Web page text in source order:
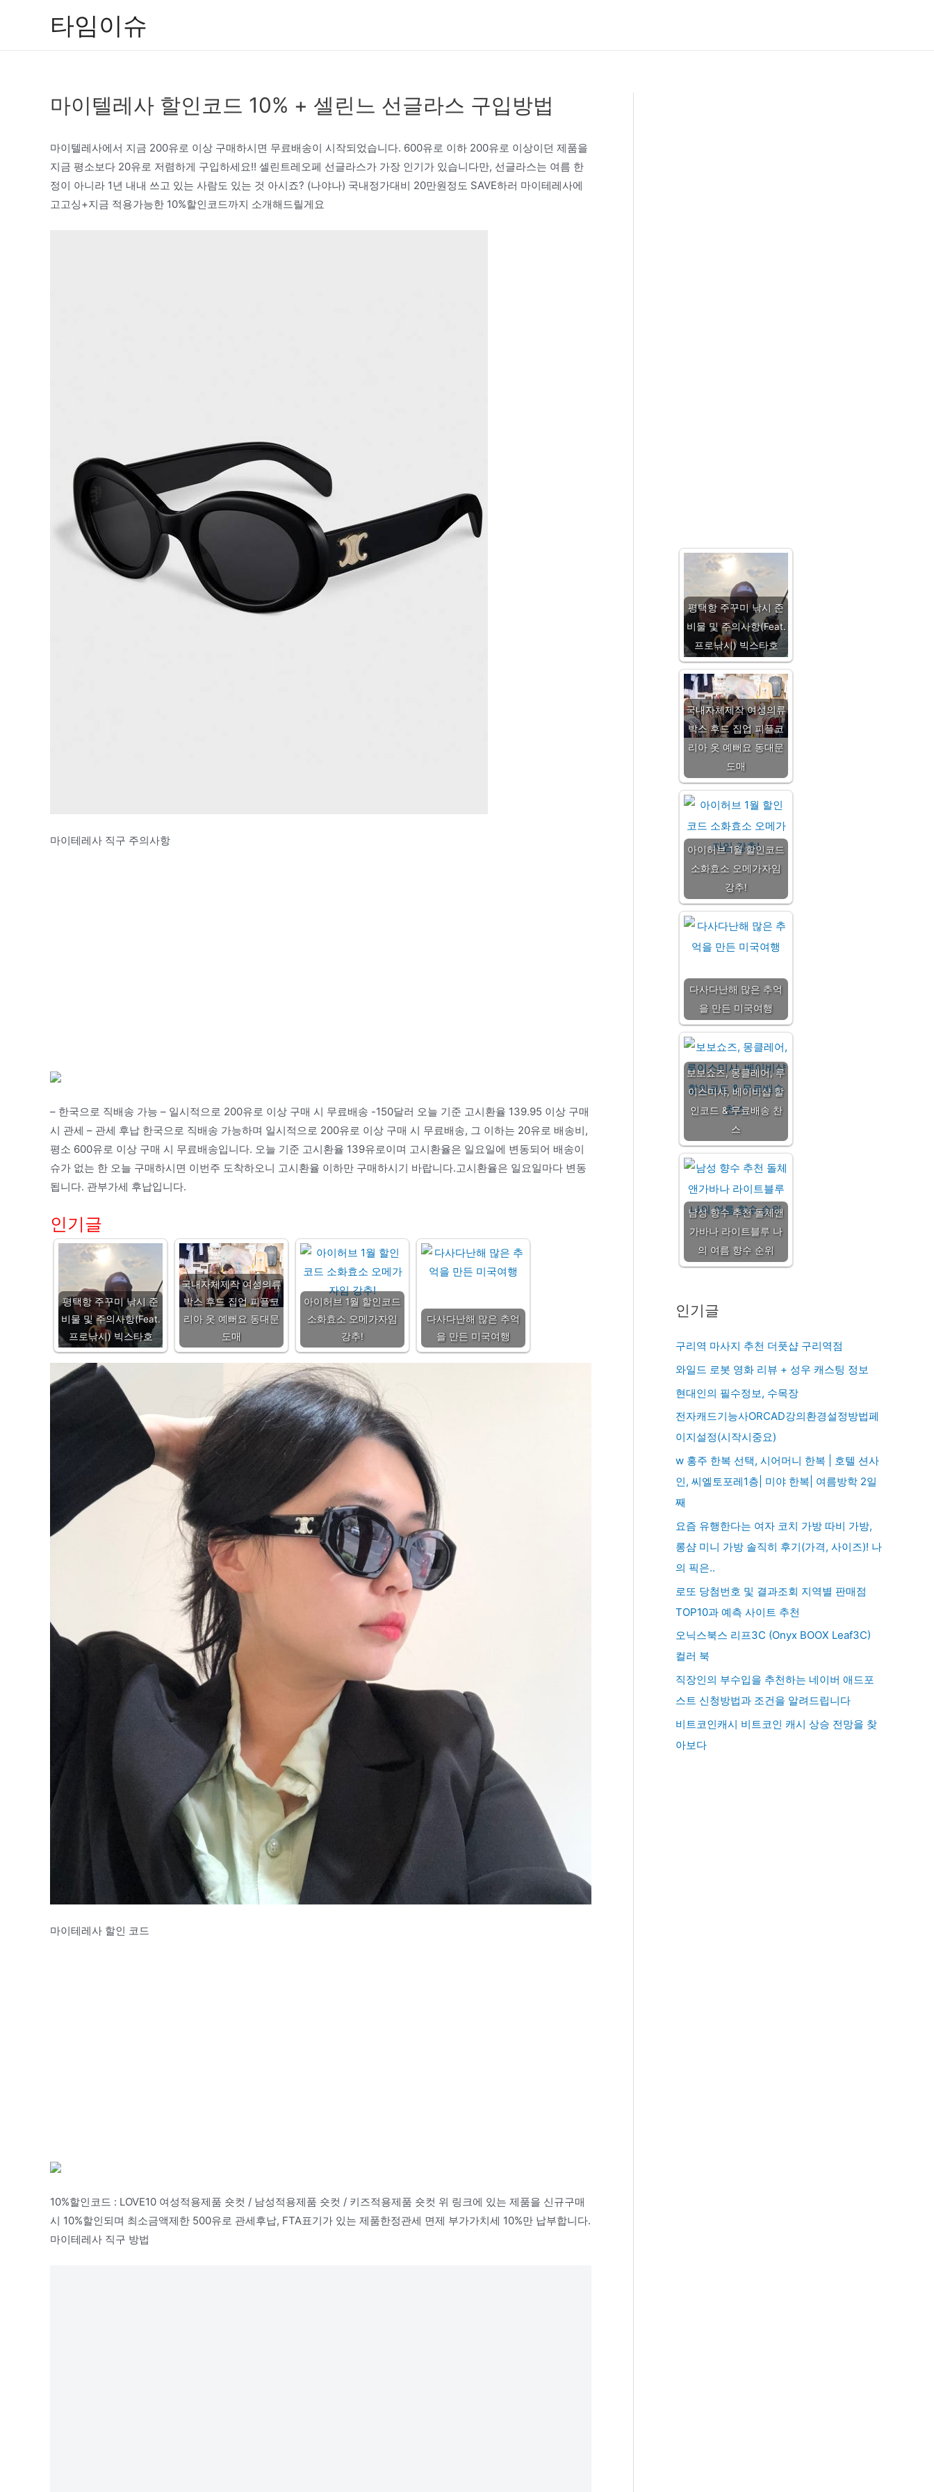
타임이슈
마이텔레사 할인코드 10% + 셀린느 선글라스 구입방법
마이텔레사에서 지금 200유로 이상 구매하시면 무료배송이 시작되었습니다. 600유로 이하 200유로 이상이던 제품을
지금 평소보다 20유로 저렴하게 구입하세요!! 셀린트레오페 선글라스가 가장 인기가 있습니다만, 선글라스는 여름 한
정이 아니라 1년 내내 쓰고 있는 사람도 있는 것 아시죠? (나야나) 국내정가대비 20만원정도 SAVE하러 마이테레사에
고고싱+지금 적용가능한 10%할인코드까지 소개해드릴게요
마이테레사 직구 주의사항
– 한국으로 직배송 가능 – 일시적으로 200유로 이상 구매 시 무료배송 -150달러 오늘 기준 고시환율 139.95 이상 구매
시 관세 – 관세 후납 한국으로 직배송 가능하며 일시적으로 200유로 이상 구매 시 무료배송, 그 이하는 20유로 배송비,
평소 600유로 이상 구매 시 무료배송입니다. 오늘 기준 고시환율 139유로이며 고시환율은 일요일에 변동되어 배송이
슈가 없는 한 오늘 구매하시면 이번주 도착하오니 고시환율 이하만 구매하시기 바랍니다.고시환율은 일요일마다 변동
됩니다. 관부가세 후납입니다.
인기글
평택항 주꾸미 낚시 준
비물 및 주의사항(Feat.
프로낚시) 빅스타호
국내자체제작 여성의류
박스 후드 집업 피플코
리아 옷 예뻐요 동대문
도매
아이허브 1월 할인코드
소화효소 오메가자임
강추!
다사다난해 많은 추억
을 만든 미국여행
마이테레사 할인 코드
10%할인코드 : LOVE10 여성적용제품 숏컷 / 남성적용제품 숏컷 / 키즈적용제품 숏컷 위 링크에 있는 제품을 신규구매
시 10%할인되며 최소금액제한 500유로 관세후납, FTA표기가 있는 제품한정관세 면제 부가가치세 10%만 납부합니다.
마이테레사 직구 방법
평택항 주꾸미 낚시 준
비물 및 주의사항(Feat.
프로낚시) 빅스타호
국내자체제작 여성의류
박스 후드 집업 피플코
리아 옷 예뻐요 동대문
도매
아이허브 1월 할인코드
소화효소 오메가자임
강추!
다사다난해 많은 추억
을 만든 미국여행
보보쇼즈, 몽클레어, 루
이스미샤, 베이비샵 할
인코드 & 무료배송 찬
스
남성 향수 추천 돌체앤
가바나 라이트블루 나
의 여름 향수 순위
인기글
구리역 마사지 추천 더풋샵 구리역점
와일드 로봇 영화 리뷰 + 성우 캐스팅 정보
현대인의 필수정보, 수목장
전자캐드기능사ORCAD강의환경설정방법페
이지설정(시작시중요)
w 홍주 한복 선택, 시어머니 한복 | 호텔 션사
인, 씨엘토포레1층| 미야 한복| 여름방학 2일
째
요즘 유행한다는 여자 코치 가방 따비 가방,
롱샴 미니 가방 솔직히 후기(가격, 사이즈)! 나
의 픽은..
로또 당첨번호 및 결과조회 지역별 판매점
TOP10과 예측 사이트 추천
오닉스북스 리프3C (Onyx BOOX Leaf3C)
컬러 북
직장인의 부수입을 추천하는 네이버 애드포
스트 신청방법과 조건을 알려드립니다
비트코인캐시 비트코인 캐시 상승 전망을 찾
아보다